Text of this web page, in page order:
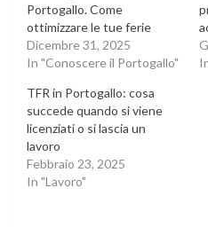
Portogallo. Come
ottimizzare le tue ferie
Dicembre 31, 2025
In "Conoscere il Portogallo"
TFR in Portogallo: cosa
succede quando si viene
licenziati o si lascia un
lavoro
Febbraio 23, 2025
In "Lavoro"